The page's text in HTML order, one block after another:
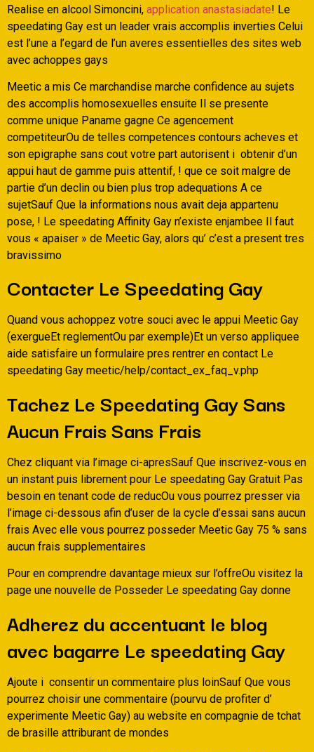
Realise en alcool Simoncini, application anastasiadate! Le
speedating Gay est un leader vrais accomplis inverties Celui
est l’une a l’egard de l’un averes essentielles des sites web
avec achoppes gays
Meetic a mis Ce marchandise marche confidence au sujets
des accomplis homosexuelles ensuite Il se presente
comme unique Paname gagne Ce agencement
competiteurOu de telles competences contours acheves et
son epigraphe sans cout votre part autorisent i obtenir d’un
appui haut de gamme puis attentif, ! que ce soit malgre de
partie d’un declin ou bien plus trop adequations A ce
sujetSauf Que la informations nous avait deja appartenu
pose, ! Le speedating Affinity Gay n’existe enjambee Il faut
vous « apaiser » de Meetic Gay, alors qu’ c’est a present tres
bravissimo
Contacter Le Speedating Gay
Quand vous achoppez votre souci avec le appui Meetic Gay
(exergueEt reglementOu par exemple)Et un verso appliquee
aide satisfaire un formulaire pres rentrer en contact Le
speedating Gay meetic/help/contact_ex_faq_v.php
Tachez Le Speedating Gay Sans
Aucun Frais Sans Frais
Chez cliquant via l’image ci-apresSauf Que inscrivez-vous en
un instant puis librement pour Le speedating Gay Gratuit Pas
besoin en tenant code de reducOu vous pourrez presser via
l’image ci-dessous afin d’user de la cycle d’essai sans aucun
frais Avec elle vous pourrez posseder Meetic Gay 75 % sans
aucun frais supplementaires
Pour en comprendre davantage mieux sur l’offreOu visitez la
page une nouvelle de Posseder Le speedating Gay donne
Adherez du accentuant le blog
avec bagarre Le speedating Gay
Ajoute i consentir un commentaire plus loinSauf Que vous
pourrez choisir une commentaire (pourvu de profiter d’
experimente Meetic Gay) au website en compagnie de tchat
de brasille attriburant de mondes